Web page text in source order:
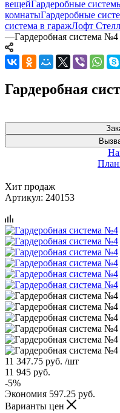
вещейГардеробные
комнатыГардеробные
система в гаражЛофт
—Гардеробная система №4
Гардеробная
Хит продаж
Артикул: 240153
11 347.75 руб. /шт
11 945 руб.
-5%
Экономия 597.25 руб.
Варианты цен